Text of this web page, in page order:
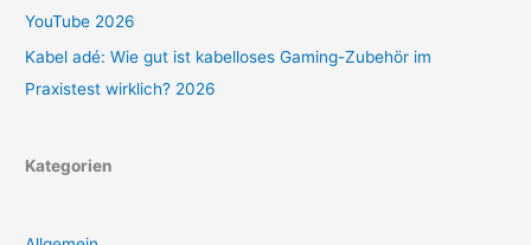
YouTube 2026
Kabel adé: Wie gut ist kabelloses Gaming-Zubehör im
Praxistest wirklich? 2026
Kategorien